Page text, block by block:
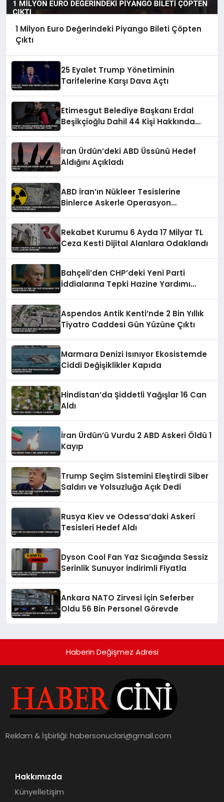
1 Milyon Euro Değerindeki Piyango Bileti Çöpten
Çıktı
25 Eyalet Trump Yönetiminin
Tarifelerine Karşı Dava Açtı
Etimesgut Belediye Başkanı Erdal
Beşikçioğlu Dahil 44 Kişi Hakkında
İran Ürdün’deki ABD Üssünü Hedef
Aldığını Açıkladı
ABD İran’ın Nükleer Tesislerine
Binlerce Askerle Operasyon
Rekabet Kurumu 6 Ayda 17 Milyar TL
Ceza Kesti Dijital Alanlara Odaklandı
Bahçeli’den CHP’deki Yeni Parti
İddialarına Tepki Hazine Yardımı
Aspendos Antik Kenti’nde 2 Bin Yıllık
Tiyatro Caddesi Gün Yüzüne Çıktı
Marmara Denizi Isınıyor Ekosistemde
Ciddi Değişiklikler Kapıda
Hindistan’da Şiddetli Yağışlar 16 Can
Aldı
İran Ürdün’ü Vurdu 2 ABD Askeri Öldü 1
Kayıp
Trump Seçim Sistemini Eleştirdi Siber
Saldırı ve Yolsuzluğa Açık Dedi
Rusya Kiev ve Odessa’daki Askeri
Tesisleri Hedef Aldı
Dyson Cool Fan Yaz Sıcağında Sessiz
Serinlik Sunuyor İndirimli Fiyatla
Ankara NATO Zirvesi İçin Seferber
Oldu 56 Bin Personel Görevde
Haberin Değişmez Adresi
Reklam & İşbirliği:habersonuclari@gmail.com
Hakkımızda
Künyeİletişim